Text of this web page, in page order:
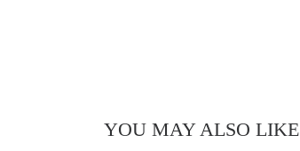
YOU MAY ALSO LIKE